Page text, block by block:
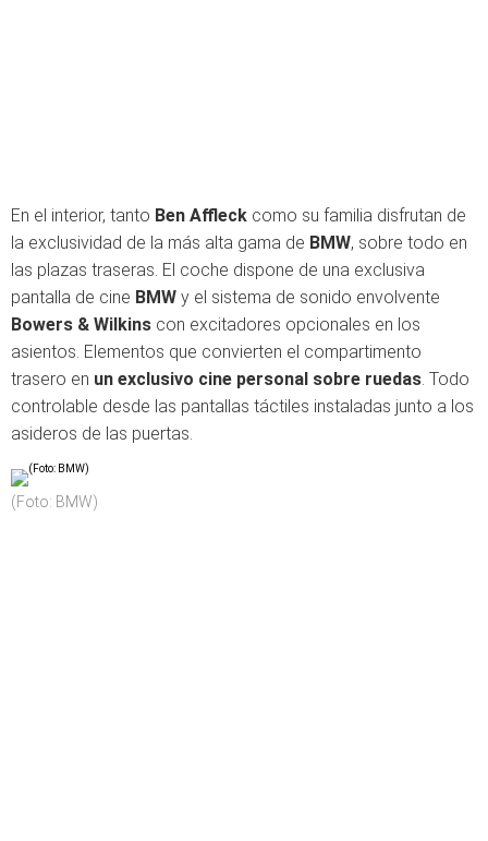
En el interior, tanto Ben Affleck como su familia disfrutan de
la exclusividad de la más alta gama de BMW, sobre todo en
las plazas traseras. El coche dispone de una exclusiva
pantalla de cine BMW y el sistema de sonido envolvente
Bowers & Wilkins con excitadores opcionales en los
asientos. Elementos que convierten el compartimento
trasero en un exclusivo cine personal sobre ruedas. Todo
controlable desde las pantallas táctiles instaladas junto a los
asideros de las puertas.
(Foto: BMW)